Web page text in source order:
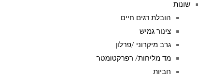
שונות
הובלת דגים חיים
צינור גמיש
גרב מיקרוני /פרלון
מד מליחות/ רפרקטומטר
חביות